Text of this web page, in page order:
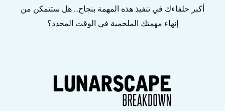
أكبر حلفاءك في تنفيذ هذه المهمة بنجاح... هل ستتمكن من
إنهاء مهمتك الملحمية في الوقت المحدد؟